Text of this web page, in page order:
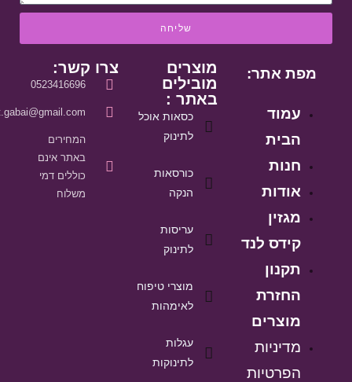
שליחה
מפת אתר:
עמוד
הבית
חנות
אודות
מגזין
קידס לנד
תקנון
החזרת
מוצרים
מדיניות
הפרטיות
מוצרים
מובילים
באתר :
כסאות אוכל
לתינוק
כורסאות
הנקה
עריסות
לתינוק
מוצרי טיפוח
לאימהות
עגלות
לתינוקות
צרו קשר:
0523416696
המחירים
באתר אינם
כוללים דמי
משלוח